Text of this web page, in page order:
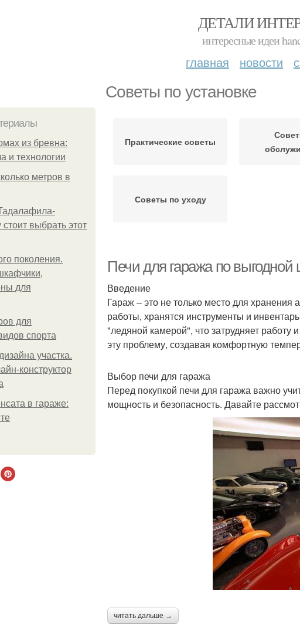
ДЕТАЛИ
интересные идеи
главная новости
Советы по установке
из бревна:
и технологии
метров в
выбрать этот
поколения.
для
для
спорта
участка.
конструктор
в гараже:
Практические советы
Советы по уходу
Печи для гаража по
Введение
Гараж – это не только место для хранения
работы, хранятся инструменты и
"ледяной камерой", что затрудняет
эту проблему, создавая комфортную
Выбор печи для гаража
Перед покупкой печи для гаража важно
мощность и безопасность. Давайте
читать дальше →